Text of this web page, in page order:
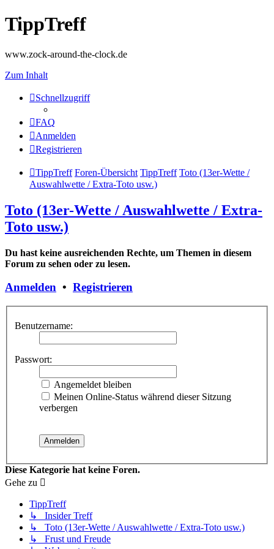
TippTreff
www.zock-around-the-clock.de
Zum Inhalt
Schnellzugriff
FAQ
Anmelden
Registrieren
TippTreff Foren-Übersicht TippTreff Toto (13er-Wette /
Auswahlwette / Extra-Toto usw.)
Toto (13er-Wette / Auswahlwette / Extra-
Toto usw.)
Du hast keine ausreichenden Rechte, um Themen in diesem
Forum zu sehen oder zu lesen.
Anmelden • Registrieren
Benutzername:
Passwort:
Angemeldet bleiben
Meinen Online-Status während dieser Sitzung
verbergen
Diese Kategorie hat keine Foren.
Gehe zu
TippTreff
↳ Insider Treff
↳ Toto (13er-Wette / Auswahlwette / Extra-Toto usw.)
↳ Frust und Freude